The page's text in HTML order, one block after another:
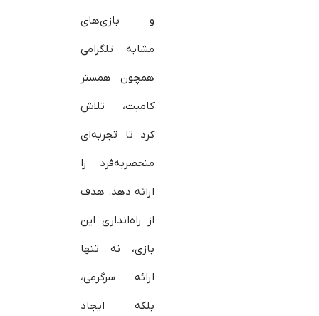
و بازی‌های
مشابه تلگرامی
همچون همستر
کامبت، تلاش
کرد تا تجربه‌ای
منحصربه‌فرد را
ارائه دهد. هدف
از راه‌اندازی این
بازی، نه تنها
ارائه سرگرمی،
بلکه ایجاد